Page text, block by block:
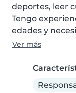
deportes, leer
Tengo
edades y
Ver más